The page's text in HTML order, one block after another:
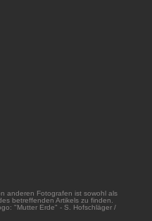
anderen Fotografen ist sowohl als
betreffenden Artikels zu finden.
"Mutter Erde" - S. Hofschläger /